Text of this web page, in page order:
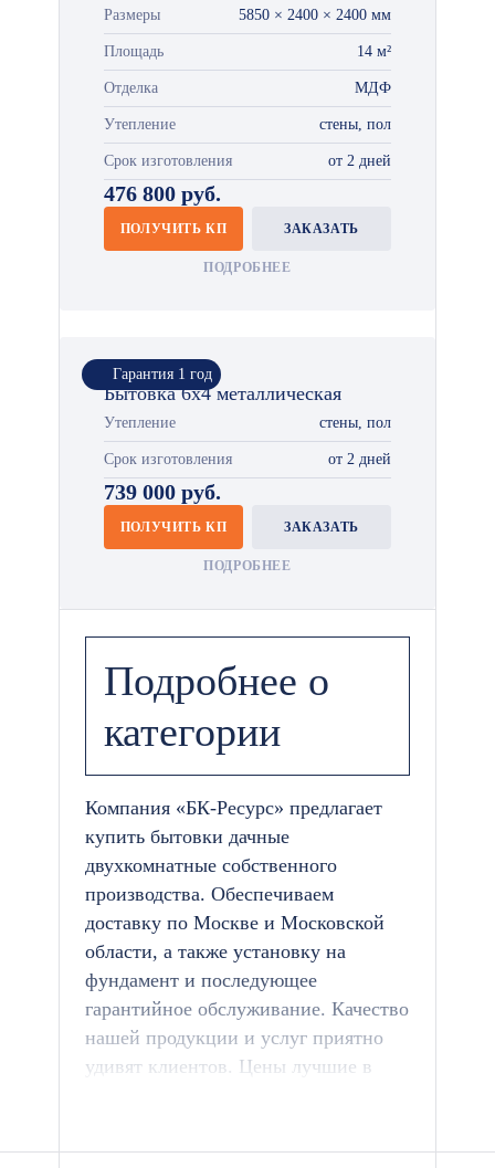
Размеры 5850 × 2400 × 2400 мм
Площадь 14 м²
Отделка МДФ
Утепление стены, пол
Срок изготовления от 2 дней
476 800 руб.
ПОЛУЧИТЬ КП ЗАКАЗАТЬ
ПОДРОБНЕЕ
Гарантия 1 год
Бытовка 6х4 металлическая
Утепление стены, пол
Срок изготовления от 2 дней
739 000 руб.
ПОЛУЧИТЬ КП ЗАКАЗАТЬ
ПОДРОБНЕЕ
Подробнее о
категории
Компания «БК-Ресурс» предлагает
купить бытовки дачные
двухкомнатные собственного
производства. Обеспечиваем
доставку по Москве и Московской
области, а также установку на
фундамент и последующее
гарантийное обслуживание. Качество
нашей продукции и услуг приятно
удивят клиентов. Цены лучшие в
Двухкомнатные бытовки: